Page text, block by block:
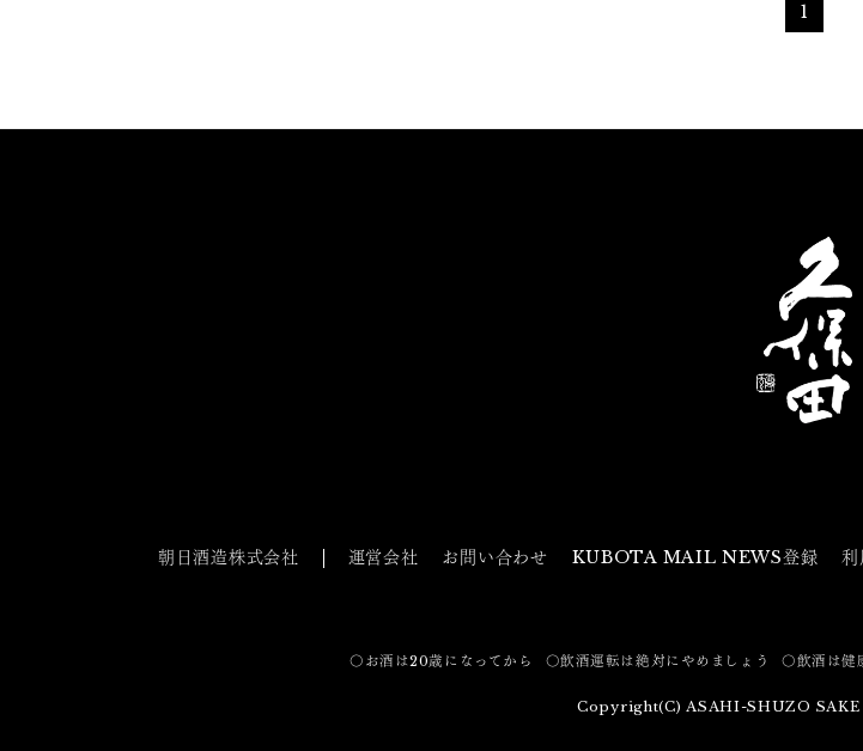
1
朝日酒造株式会社 運営会社 お問い合わせ KUBOTA MAIL NEWS登録 利
〇お酒は20歳になってから 〇飲酒運転は絶対にやめましょう 〇飲酒は健
Copyright(C) ASAHI-SHUZO SAKE